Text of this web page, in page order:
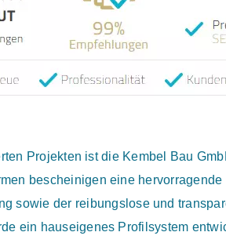
Projekten ist die Kembel Bau
bescheinigen eine
sowie der reibungslose und
ein hauseigenes Profilsystem